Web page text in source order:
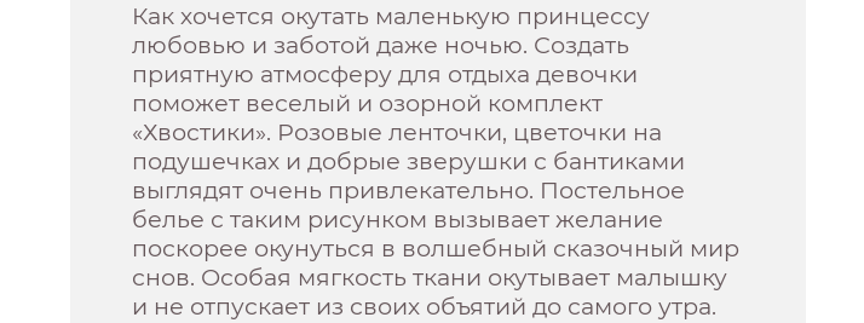
Как хочется окутать маленькую принцессу
любовью и заботой даже ночью. Создать
приятную атмосферу для отдыха девочки
поможет веселый и озорной комплект
«Хвостики». Розовые ленточки, цветочки на
подушечках и добрые зверушки с бантиками
выглядят очень привлекательно. Постельное
белье с таким рисунком вызывает желание
поскорее окунуться в волшебный сказочный мир
снов. Особая мягкость ткани окутывает малышку
и не отпускает из своих объятий до самого утра.